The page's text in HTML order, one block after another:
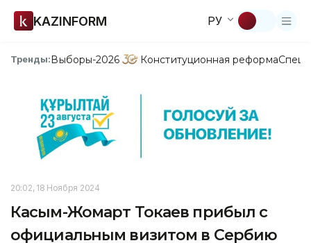
KAZINFORM РУ
Тренды:Выборы-2026 Конституционная реформа
20:02, 18 Ноября 2024
Касым-Жомарт Токаев прибыл с
официальным визитом в Сербию